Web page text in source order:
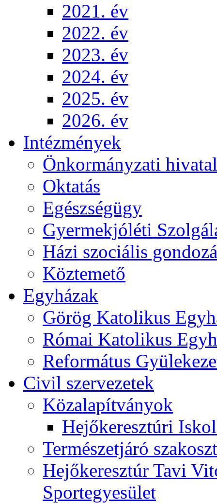
2021. év
2022. év
2023. év
2024. év
2025. év
2026. év
Intézmények
Önkormányzati hivatal
Oktatás
Egészségügy
Gyermekjóléti
Házi szociális
Köztemető
Egyházak
Görög Katolikus
Római Katolikus
Református
Civil szervezetek
Közalapítványok
Hejőkeresztúri
Természetjáró
Hejőkeresztúr Tavi
Sportegyesület